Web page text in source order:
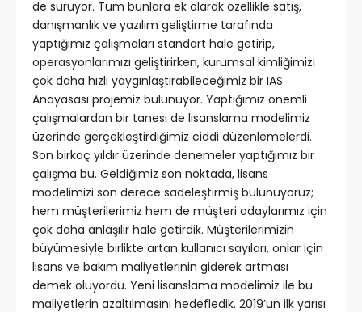
de sürüyor. Tüm bunlara ek olarak özellikle satış,
danışmanlık ve yazılım geliştirme tarafında
yaptığımız çalışmaları standart hale getirip,
operasyonlarımızı geliştirirken, kurumsal kimliğimizi
çok daha hızlı yaygınlaştırabileceğimiz bir IAS
Anayasası projemiz bulunuyor. Yaptığımız önemli
çalışmalardan bir tanesi de lisanslama modelimiz
üzerinde gerçekleştirdiğimiz ciddi düzenlemelerdi.
Son birkaç yıldır üzerinde denemeler yaptığımız bir
çalışma bu. Geldiğimiz son noktada, lisans
modelimizi son derece sadeleştirmiş bulunuyoruz;
hem müşterilerimiz hem de müşteri adaylarımız için
çok daha anlaşılır hale getirdik. Müşterilerimizin
büyümesiyle birlikte artan kullanıcı sayıları, onlar için
lisans ve bakım maliyetlerinin giderek artması
demek oluyordu. Yeni lisanslama modelimiz ile bu
maliyetlerin azaltılmasını hedefledik. 2019’un ilk yarısı